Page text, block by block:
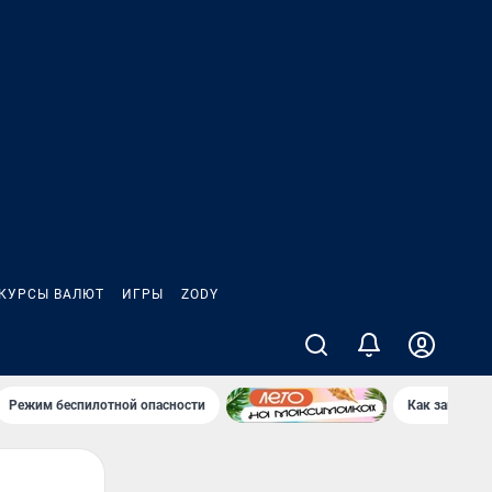
ВАЛЮТ ИГРЫ ZODY
Режим беспилотной опасности Как заводы